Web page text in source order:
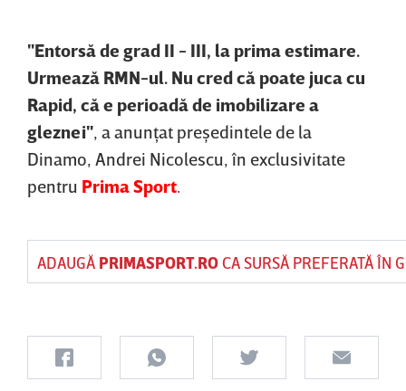
"Entorsă de grad II - III, la prima estimare.
Urmează RMN-ul. Nu cred că poate juca cu
Rapid, că e perioadă de imobilizare a
gleznei", a anunţat preşedintele de la
Dinamo, Andrei Nicolescu, în exclusivitate
pentru Prima Sport.
ADAUGĂ PRIMASPORT.ROCA SURSĂ PREFERATĂ ÎN